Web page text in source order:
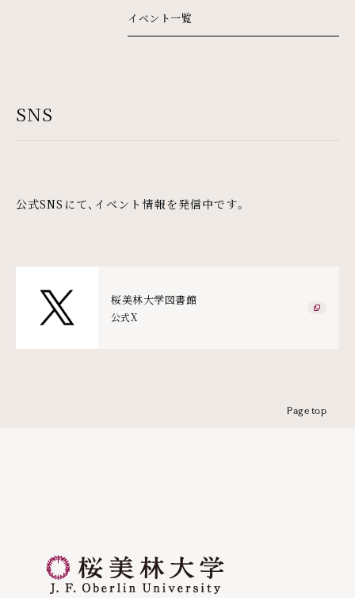
イベント一覧
SNS
公式SNSにて、イベント情報を発信中です。
桜美林大学図書館
公式X 外部
Page top